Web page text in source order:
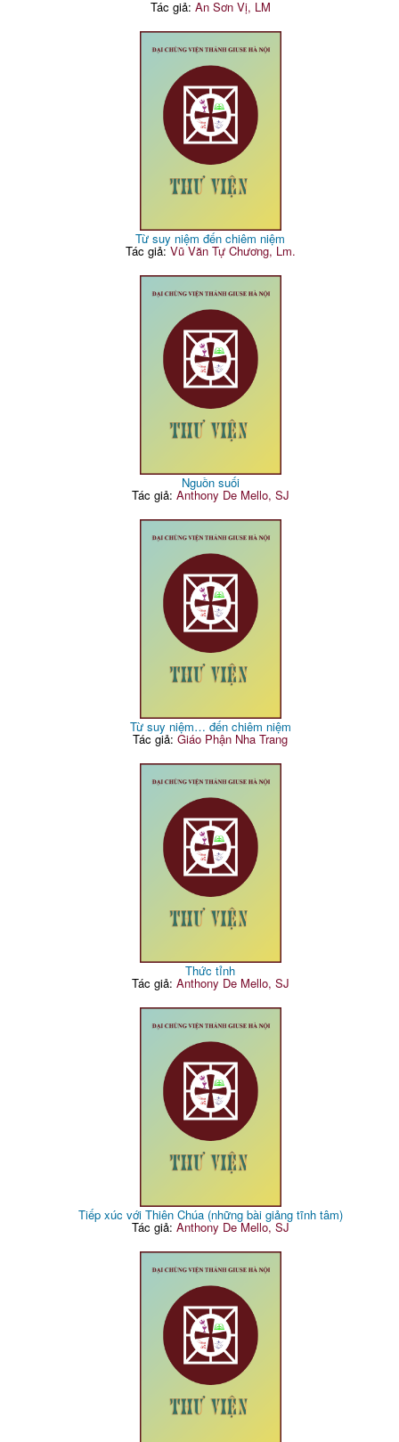
Tác giả: An Sơn Vị, LM
Từ suy niệm đến chiêm niệm
Tác giả:Vũ Văn Tự Chương, Lm.
Nguồn suối
Tác giả: Anthony De Mello, SJ
Từ suy niệm… đến chiêm niệm
Tác giả:Giáo Phận Nha Trang
Thức tỉnh
Tác giả: Anthony De Mello, SJ
Tiếp xúc với Thiên Chúa (những bài giảng tĩnh tâm)
Tác giả: Anthony De Mello, SJ